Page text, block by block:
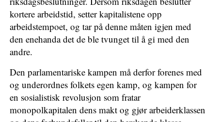
kortere arbeidstid, setter kapitalistene opp
arbeidstempoet, og tar på denne måten igjen med
den enehanda det de ble tvunget til å gi med den
andre.
Den parlamentariske kampen må derfor forenes med
og underordnes folkets egen kamp, og kampen for
en sosialistisk revolusjon som fratar
monopolkapitalen dens makt og gjør arbeiderklassen